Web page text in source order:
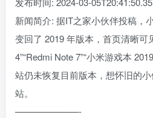
新闻简介: 据IT之家小伙伴投稿，
变回了 2019 年版本，首页清晰可
4”“Redmi Note 7”“小米游戏本
站仍未恢复目前版本，想怀旧的
站。
———————-